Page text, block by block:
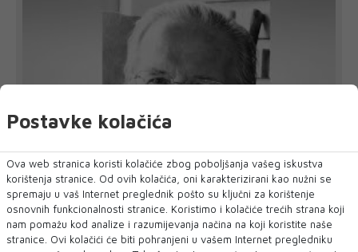
Preminuo ugledni mostarski kardiokirurg
Sead Mulahasanović
oliklinika Arbor Vitae Dr. Sarić oprostila se od prim. dr. Seada
Postavke kolačića
Ova web stranica koristi kolačiće zbog poboljšanja vašeg iskustva
korištenja stranice. Od ovih kolačića, oni karakterizirani kao nužni se
spremaju u vaš Internet preglednik pošto su ključni za korištenje
osnovnih funkcionalnosti stranice. Koristimo i kolačiće trećih strana koji
nam pomažu kod analize i razumijevanja načina na koji koristite naše
stranice. Ovi kolačići će biti pohranjeni u vašem Internet pregledniku